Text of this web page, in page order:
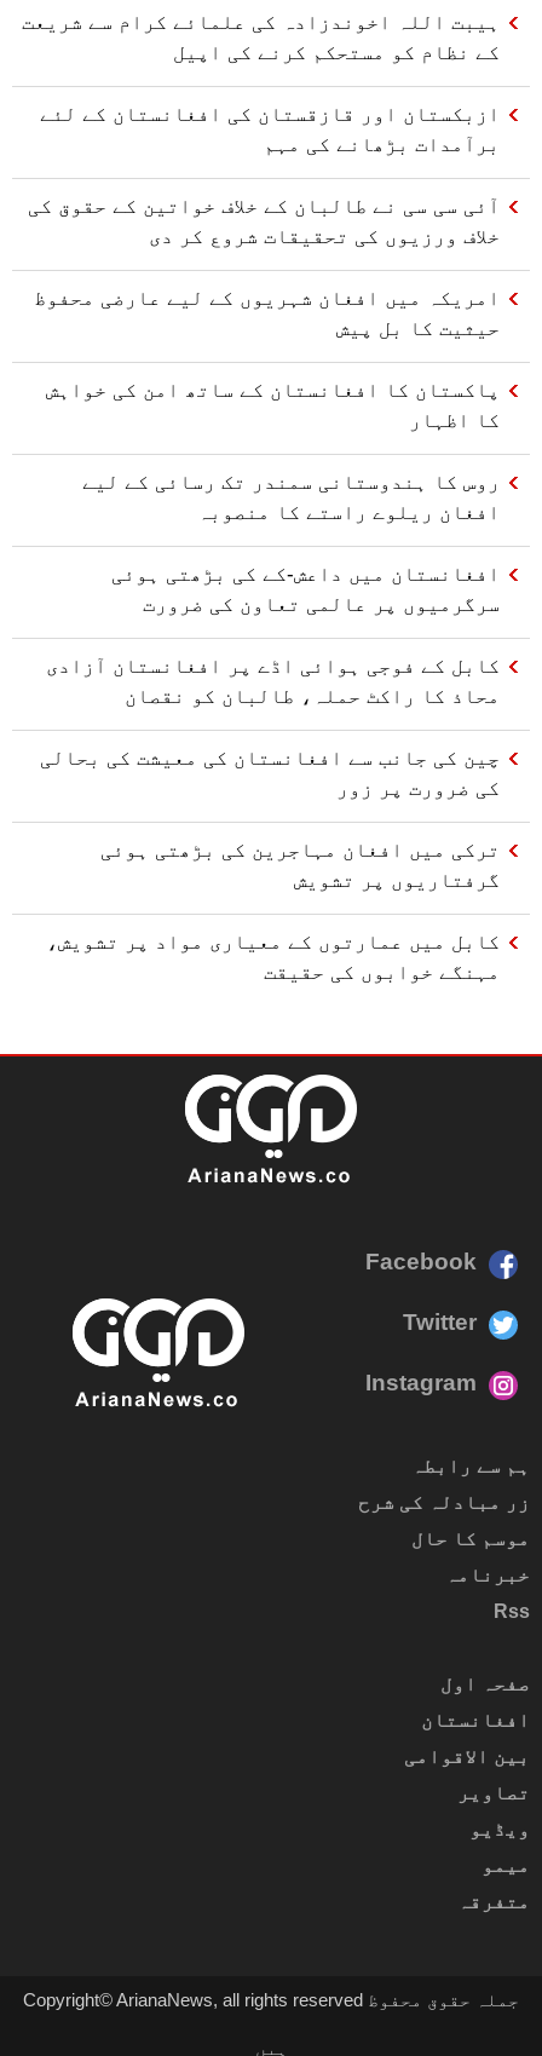
ہیبت اللہ اخوندزادہ کی علمائے کرام سے شریعت
کے نظام کو مستحکم کرنے کی اپیل
ازبکستان اور قازقستان کی افغانستان کے لئے
برآمدات بڑھانے کی مہم
آئی سی سی نے طالبان کے خلاف خواتین کے حقوق کی
خلاف ورزیوں کی تحقیقات شروع کر دی
امریکہ میں افغان شہریوں کے لیے عارضی محفوظ
حیثیت کا بل پیش
پاکستان کا افغانستان کے ساتھ امن کی خواہش
کا اظہار
روس کا ہندوستانی سمندر تک رسائی کے لیے
افغان ریلوے راستے کا منصوبہ
افغانستان میں داعش-کے کی بڑھتی ہوئی
سرگرمیوں پر عالمی تعاون کی ضرورت
کابل کے فوجی ہوائی اڈے پر افغانستان آزادی
محاذ کا راکٹ حملہ، طالبان کو نقصان
چین کی جانب سے افغانستان کی معیشت کی بحالی
کی ضرورت پر زور
ترکی میں افغان مہاجرین کی بڑھتی ہوئی
گرفتاریوں پر تشویش
کابل میں عمارتوں کے معیاری مواد پر تشویش،
مہنگے خوابوں کی حقیقت
Facebook
Twitter
Instagram
ہم سے رابطہ
زر مبادلہ کی شرح
موسم کا حال
خبرنامہ
Rss
صفحہ اول
افغانستان
بین الاقوامی
تصاویر
ویڈیو
میمو
متفرقہ
Copyright© ArianaNews, all rights reserved جملہ حقوق محفوظ
ہیں